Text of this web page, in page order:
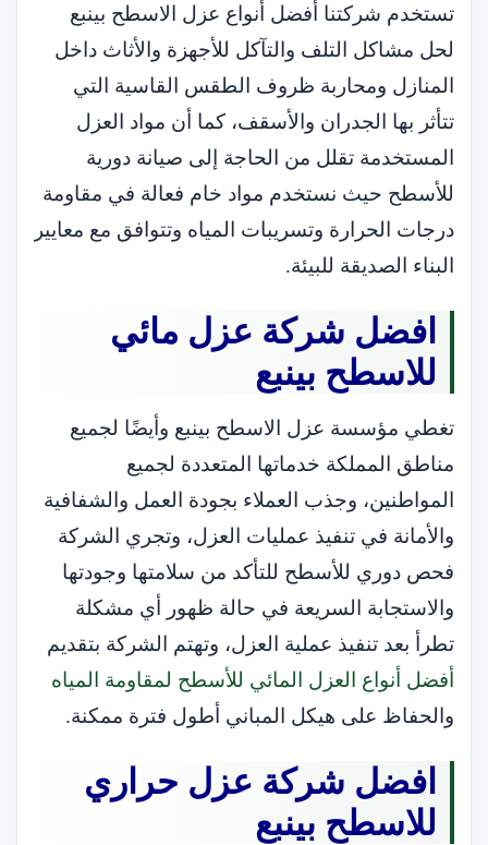
تستخدم شركتنا أفضل أنواع عزل الاسطح بينبع
لحل مشاكل التلف والتآكل للأجهزة والأثاث داخل
المنازل ومحاربة ظروف الطقس القاسية التي
تتأثر بها الجدران والأسقف، كما أن مواد العزل
المستخدمة تقلل من الحاجة إلى صيانة دورية
للأسطح حيث نستخدم مواد خام فعالة في مقاومة
درجات الحرارة وتسريبات المياه وتتوافق مع معايير
البناء الصديقة للبيئة.
افضل شركة عزل مائي
للاسطح بينبع
تغطي مؤسسة عزل الاسطح بينبع وأيضًا لجميع
مناطق المملكة خدماتها المتعددة لجميع
المواطنين، وجذب العملاء بجودة العمل والشفافية
والأمانة في تنفيذ عمليات العزل، وتجري الشركة
فحص دوري للأسطح للتأكد من سلامتها وجودتها
والاستجابة السريعة في حالة ظهور أي مشكلة
تطرأ بعد تنفيذ عملية العزل، وتهتم الشركة بتقديم
أفضل أنواع العزل المائي للأسطح لمقاومة المياه
والحفاظ على هيكل المباني أطول فترة ممكنة.
افضل شركة عزل حراري
للاسطح بينبع